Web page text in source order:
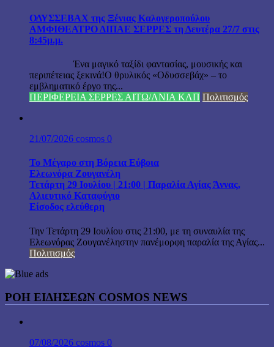
ΟΔΥΣΣΕΒΑΧ της Ξένιας Καλογεροπούλου
ΑΜΦΙΘΕΑΤΡΟ ΔΙΠΑΕ ΣΕΡΡΕΣ τη Δευτέρα 27/7 στις
8:45μ.μ.
Ένα μαγικό ταξίδι φαντασίας, μουσικής και
περιπέτειας ξεκινά!Ο θρυλικός «Οδυσσεβάχ» – το
εμβληματικό έργο της...
ΠΕΡΙΦΕΡΕΙΑ ΣΕΡΡΕΣ ΑΙΤΩ/ΛΝΙΑ ΚΛΠ Πολιτισμός
21/07/2026 cosmos 0
Το Μέγαρο στη Βόρεια Εύβοια
Ελεωνόρα Ζουγανέλη
Τετάρτη 29 Ιουλίου | 21:00 | Παραλία Αγίας Άννας,
Αλιευτικό Καταφύγιο
Είσοδος ελεύθερη
Την Τετάρτη 29 Ιουλίου στις 21:00, με τη συναυλία της
Ελεωνόρας Ζουγανέληστην πανέμορφη παραλία της Αγίας...
Πολιτισμός
ΡΟΗ ΕΙΔΗΣΕΩΝ COSMOS NEWS
07/08/2026 cosmos 0